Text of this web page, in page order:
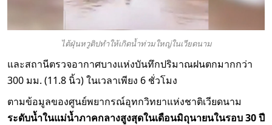
ไต้ฝุ่นหวูติปทำให้เกิดน้ำท่วมใหญ่ในเวียดนาม
และสถานีตรวจอากาศบางแห่งบันทึกปริมาณฝนตกมากกว่า
300 มม. (11.8 นิ้ว) ในเวลาเพียง 6 ชั่วโมง
ตามข้อมูลของศูนย์พยากรณ์อุทกวิทยาแห่งชาติเวียดนาม
ระดับน้ำในแม่น้ำภาคกลางสูงสุดในเดือนมิถุนายนในรอบ 30 ปี